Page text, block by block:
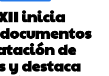
inicia
de
y destaca